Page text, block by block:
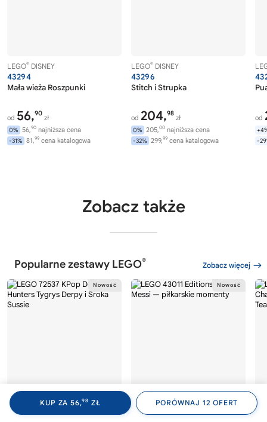
LEGO® DISNEY
43294
Mała wieża Roszpunki
od 56,90
zł
0% 56,90 najniższa cena
-31% 81,99 cena katalogowa
LEGO® DISNEY
43296
Stitch i Strupka
od 204,98
zł
0% 205,00 najniższa cena
-32% 299,99 cena katalogowa
od
-
KUP ZA 56,98 ZŁ PORÓWNAJ 12 OFERT
Zobacz także
Popularne zestawy LEGO® Zobacz więcej
LEGO KPOP DEMON HUNTERS
72537
LEGO EDITIONS
43011